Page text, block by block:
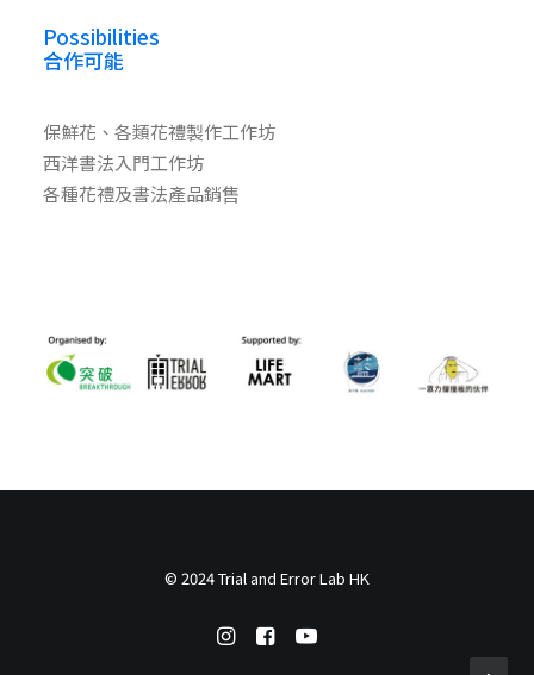
Possibilities
合作可能
保鮮花、各類花禮製作工作坊
西洋書法入門工作坊
各種花禮及書法產品銷售
© 2024 Trial and Error Lab HK